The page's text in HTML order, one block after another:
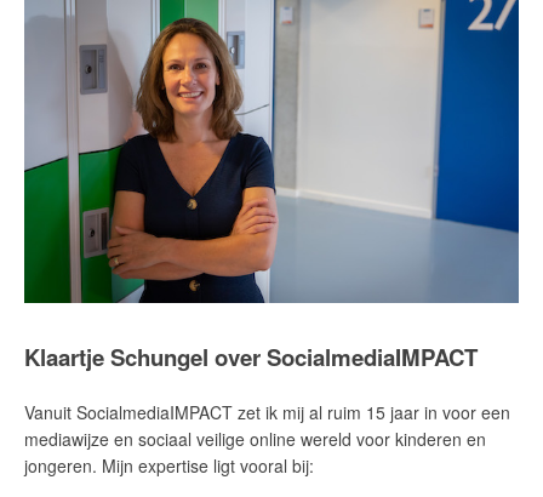
Klaartje Schungel over SocialmediaIMPACT
Vanuit SocialmediaIMPACT zet ik mij al ruim 15 jaar in voor een
mediawijze en sociaal veilige online wereld voor kinderen en
jongeren. Mijn expertise ligt vooral bij: